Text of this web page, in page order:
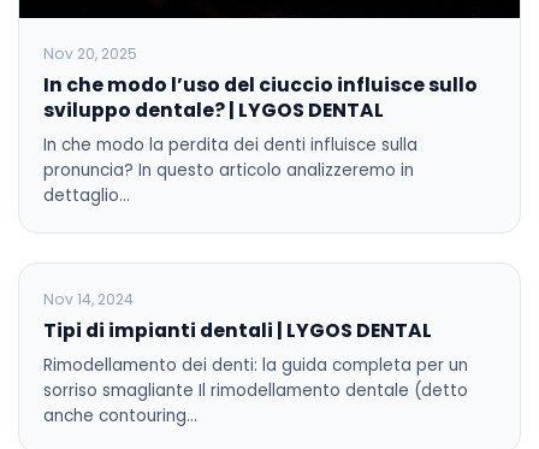
Nov 20, 2025
In che modo l’uso del ciuccio influisce sullo
sviluppo dentale? | LYGOS DENTAL
In che modo la perdita dei denti influisce sulla
pronuncia? In questo articolo analizzeremo in
dettaglio…
BLOG
Nov 14, 2024
Tipi di impianti dentali | LYGOS DENTAL
Rimodellamento dei denti: la guida completa per un
sorriso smagliante Il rimodellamento dentale (detto
anche contouring…